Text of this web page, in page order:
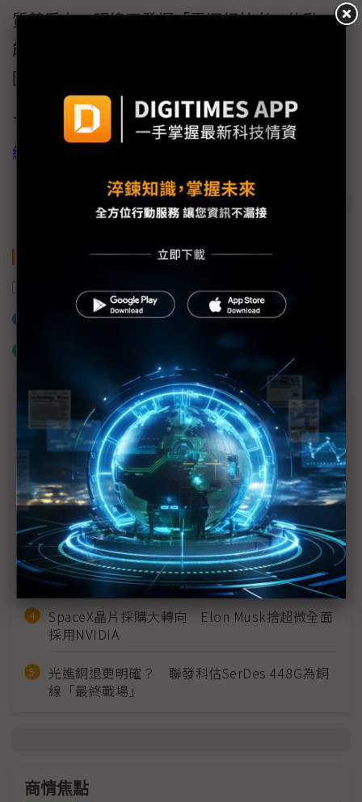
質競爭力。明緯正發揮「電源領航者」的動
能，引領全球夥伴共同落實2050碳中和的藍
圖，為下一代建立更完美的環境盡一份心力！
了解更多集團永續資訊，請至SDG永續發展
網
明緯
加入已選取到「關鍵字追蹤」
近７天熱門報導
MLCC訂單過熱、出貨比創高 村田示警全球AI基
建熱潮將趨緩
2027全年記憶體產能提前售罄 買家「祕而不
宣」只怕買不夠
英特爾EMIB良率達標 聯發科第2代ASIC產品
2028準時量產
SpaceX晶片採購大轉向 Elon Musk捨超微全面
採用NVIDIA
光進銅退更明確？ 聯發科估SerDes 448G為銅
線「最終戰場」
商情焦點